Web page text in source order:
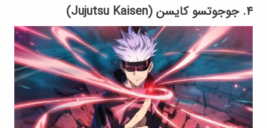
۴. جوجوتسو کایسن (Jujutsu Kaisen)